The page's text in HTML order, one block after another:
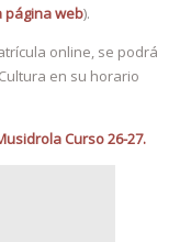
página web).
online, se podrá
en su horario
Curso 26-27.